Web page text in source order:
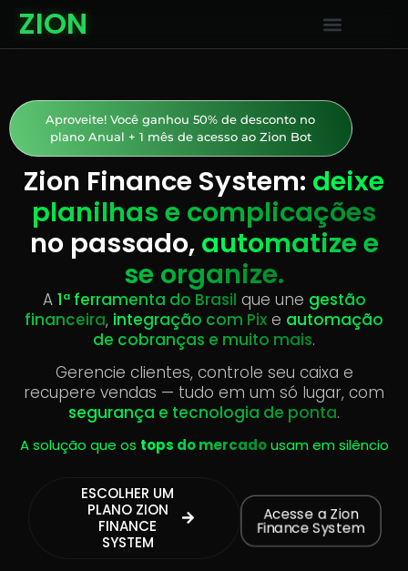
ZION
Aproveite! Você ganhou 50% de desconto no
plano Anual + 1 mês de acesso ao Zion Bot
Zion Finance System: deixe
planilhas e complicações
no passado, automatize e
se organize.
A 1ª ferramenta do Brasil que une gestão
financeira, integração com Pix e automação
de cobranças e muito mais.
Gerencie clientes, controle seu caixa e
recupere vendas — tudo em um só lugar, com
segurança e tecnologia de ponta.
A solução que os tops do mercadousam em silêncio
ESCOLHER UM
PLANO ZION
FINANCE
SYSTEM
Acesse a Zion
Finance System